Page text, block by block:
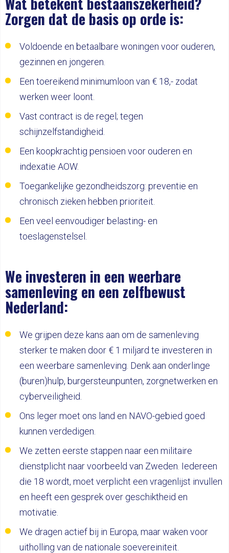
Zorgen dat de basis op orde is:
Voldoende en betaalbare woningen voor ouderen,
gezinnen en jongeren.
Een toereikend minimumloon van € 18,- zodat
werken weer loont.
Vast contract is de regel; tegen
schijnzelfstandigheid.
Een koopkrachtig pensioen voor ouderen en
indexatie AOW.
Toegankelijke gezondheidszorg: preventie en
chronisch zieken hebben prioriteit.
Een veel eenvoudiger belasting- en
toeslagenstelsel.
We investeren in een weerbare
samenleving en een zelfbewust
Nederland:
We grijpen deze kans aan om de samenleving
sterker te maken door € 1 miljard te investeren in
een weerbare samenleving. Denk aan onderlinge
(buren)hulp, burgersteunpunten, zorgnetwerken en
cyberveiligheid.
Ons leger moet ons land en NAVO-gebied goed
kunnen verdedigen.
We zetten eerste stappen naar een militaire
dienstplicht naar voorbeeld van Zweden. Iedereen
die 18 wordt, moet verplicht een vragenlijst invullen
en heeft een gesprek over geschiktheid en
motivatie.
We dragen actief bij in Europa, maar waken voor
uitholling van de nationale soevereiniteit.